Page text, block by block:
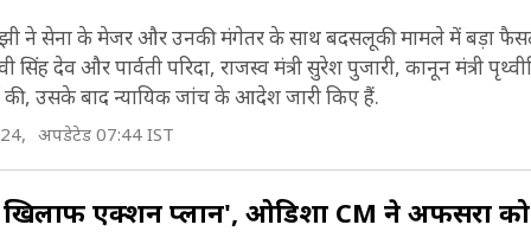
ने सेना के मेजर और उनकी मंगेतर के साथ बदसलूकी मामले में बड़ा
सिंह देव और पार्वती परिदा, राजस्व मंत्री सुरेश पुजारी, कानून मंत्री
की, उसके बाद न्यायिक जांच के आदेश जारी किए हैं.
अपडेटेड 07:44 IST
खिलाफ एक्शन प्लान', ओडिशा CM ने अफसरों